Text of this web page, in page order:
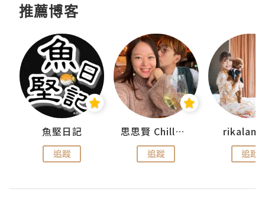
推薦博客
魚堅日記
追蹤
思思賢 ChillMyBabe
追蹤 追蹤